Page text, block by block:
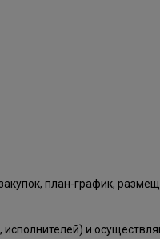
план-график,
и